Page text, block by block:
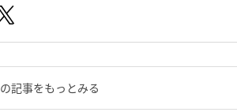
の記事をもっとみる